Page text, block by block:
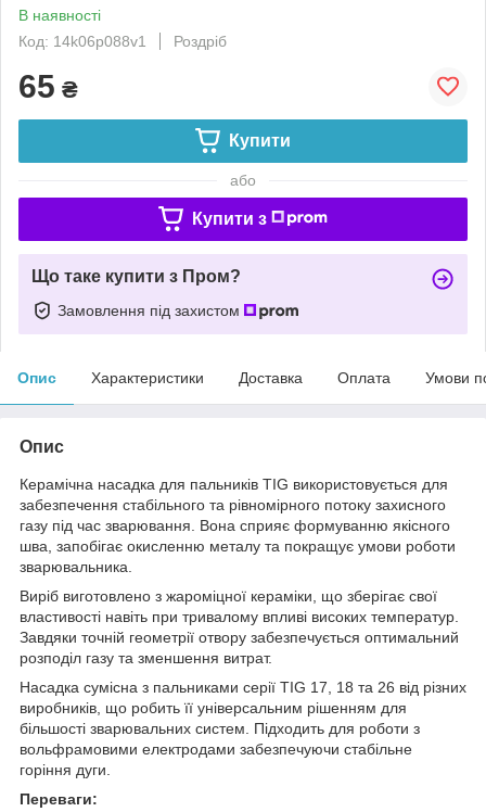
В наявності
Код: 14k06p088v1
Роздріб
65 ₴
Купити
або
Купити з
Що таке купити з Пром?
Замовлення під захистом
Опис Характеристики Доставка Оплата Умови
Опис
Керамічна насадка для пальників TIG використовується для
забезпечення стабільного та рівномірного потоку захисного
газу під час зварювання. Вона сприяє формуванню якісного
шва, запобігає окисленню металу та покращує умови роботи
зварювальника.
Виріб виготовлено з жароміцної кераміки, що зберігає свої
властивості навіть при тривалому впливі високих температур.
Завдяки точній геометрії отвору забезпечується оптимальний
розподіл газу та зменшення витрат.
Насадка сумісна з пальниками серії TIG 17, 18 та 26 від різних
виробників, що робить її універсальним рішенням для
більшості зварювальних систем. Підходить для роботи з
вольфрамовими електродами забезпечуючи стабільне
горіння дуги.
Переваги: